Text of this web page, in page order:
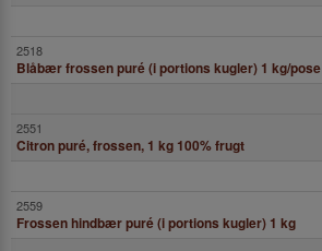
Blåbær frossen puré (i portions kugler) 1 kg/pose
Citron puré, frossen, 1 kg 100% frugt
Frossen hindbær puré (i portions kugler) 1 kg